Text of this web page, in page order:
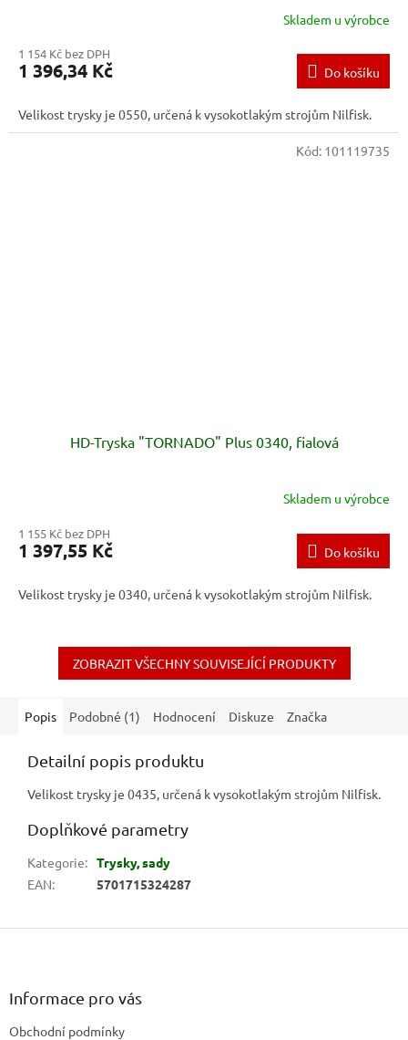
Skladem u výrobce
1 154 Kč bez DPH
1 396,34 Kč Do košíku
Velikost trysky je 0550, určená k vysokotlakým strojům Nilfisk.
HD-Tryska "TORNADO" Plus 0340, fialová
Skladem u výrobce
1 155 Kč bez DPH
1 397,55 Kč Do košíku
Velikost trysky je 0340, určená k vysokotlakým strojům Nilfisk.
Kód: 101119735
ZOBRAZIT VŠECHNY SOUVISEJÍCÍ PRODUKTY
Popis Podobné (1) Hodnocení Diskuze Značka
Detailní popis produktu
Velikost trysky je 0435, určená k vysokotlakým strojům Nilfisk.
Doplňkové parametry
Kategorie: Trysky, sady
EAN: 5701715324287
Z
Informace pro vás
Obchodní podmínky